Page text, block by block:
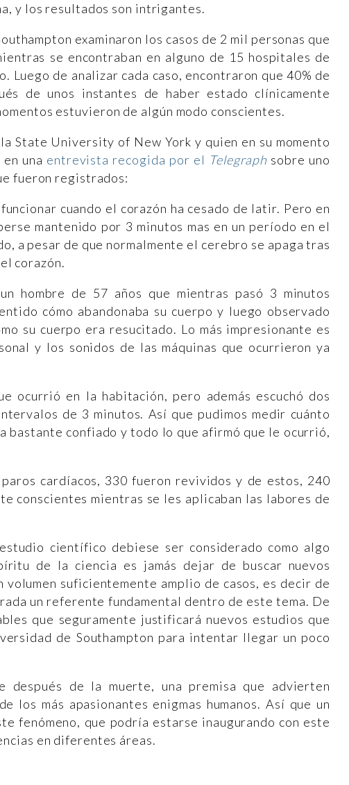
y los resultados son intrigantes.
examinaron los casos de 2 mil personas que
se encontraban en alguno de 15 hospitales de
Luego de analizar cada caso, encontraron que 40% de
de unos instantes de haber estado clínicamente
estuvieron de algún modo conscientes.
State University of New York y quien en su momento
una entrevista recogida por el Telegraph sobre uno
fueron registrados:
cuando el corazón ha cesado de latir. Pero en
mantenido por 3 minutos mas en un período en el
a pesar de que normalmente el cerebro se apaga tras
corazón.
hombre de 57 años que mientras pasó 3 minutos
cómo abandonaba su cuerpo y luego observado
su cuerpo era resucitado. Lo más impresionante es
y los sonidos de las máquinas que ocurrieron ya
ocurrió en la habitación, pero además escuchó dos
de 3 minutos. Así que pudimos medir cuánto
bastante confiado y todo lo que afirmó que le ocurrió,
cardíacos, 330 fueron revividos y de estos, 240
conscientes mientras se les aplicaban las labores de
científico debiese ser considerado como algo
de la ciencia es jamás dejar de buscar nuevos
suficientemente amplio de casos, es decir de
un referente fundamental dentro de este tema. De
que seguramente justificará nuevos estudios que
de Southampton para intentar llegar un poco
después de la muerte, una premisa que advierten
los más apasionantes enigmas humanos. Así que un
fenómeno, que podría estarse inaugurando con este
en diferentes áreas.